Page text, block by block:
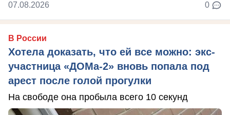
07.08.2026 0
В России
Хотела доказать, что ей все можно: экс-
участница «ДОМа-2» вновь попала под
арест после голой прогулки
На свободе она пробыла всего 10 секунд